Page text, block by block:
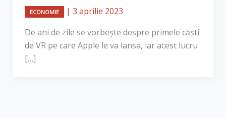
ECONOMIE | 3 aprilie 2023
​De ani de zile se vorbește despre primele căști
de VR pe care Apple le va lansa, iar acest lucru
[…]